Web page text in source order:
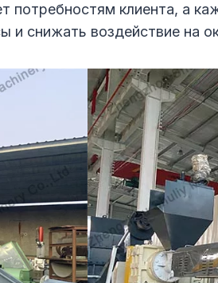
потребностям клиента, а
и снижать воздействие на